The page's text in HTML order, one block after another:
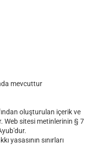
mevcuttur
oluşturulan içerik ve
Web sitesi metinlerinin § 7
yasasının sınırları